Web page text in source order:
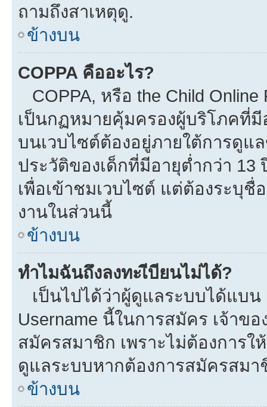
ถามถึงสาเหตุดู.
ข้างบน
COPPA คืออะไร?
COPPA, หรือ the Child Online
เป็นกฏหมายคุ้มครองผู้บริโภคที่มี
บนเวบไซต์ต้องอยู่ภายใต้การดูแ
ประวัติของเด็กที่มีอายุต่ำกว่า
เพื่อเข้าชมเวบไซต์ แต่ต้องระบุชื่
งานในส่วนนี้
ข้างบน
ทำไมฉันถึงลงทะเีบียนไม่ได้?
เป็นไปได้ว่าผู้ดูแลระบบได้แบน
Username นี้ในการสมัคร เจ้าข
สมัครสมาชิก เพราะไม่ต้องการ
ดูแลระบบหากต้องการสมัครสมา
ข้างบน